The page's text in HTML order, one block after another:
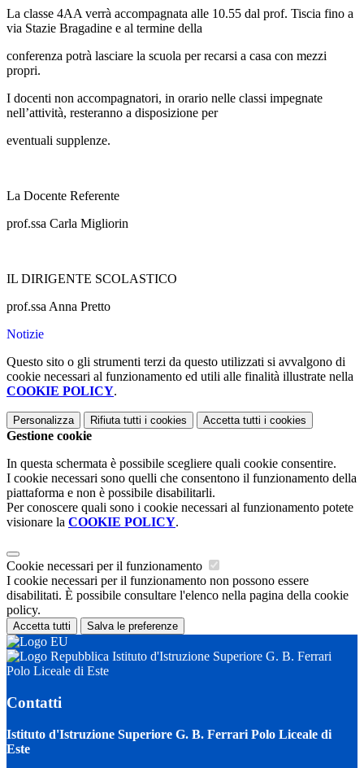
La classe 4AA verrà accompagnata alle 10.55 dal prof. Tiscia fino a
via Stazie Bragadine e al termine della
conferenza potrà lasciare la scuola per recarsi a casa con mezzi
propri.
I docenti non accompagnatori, in orario nelle classi impegnate
nell’attività, resteranno a disposizione per
eventuali supplenze.
La Docente Referente
prof.ssa Carla Migliorin
IL DIRIGENTE SCOLASTICO
prof.ssa Anna Pretto
Notizie
Questo sito o gli strumenti terzi da questo utilizzati si avvalgono di
cookie necessari al funzionamento ed utili alle finalità illustrate nella
COOKIE POLICY.
Personalizza Rifiuta tutti i cookies Accetta tutti i cookies
Gestione cookie
In questa schermata è possibile scegliere quali cookie consentire.
I cookie necessari sono quelli che consentono il funzionamento della
piattaforma e non è possibile disabilitarli.
Per conoscere quali sono i cookie necessari al funzionamento potete
visionare la COOKIE POLICY.
Cookie necessari per il funzionamento
I cookie necessari per il funzionamento non possono essere
disabilitati. È possibile consultare l'elenco nella pagina della cookie
policy.
Accetta tutti Salva le preferenze
Istituto d'Istruzione Superiore G. B. Ferrari
Polo Liceale di Este
Contatti
Istituto d'Istruzione Superiore G. B. Ferrari Polo Liceale di
Este